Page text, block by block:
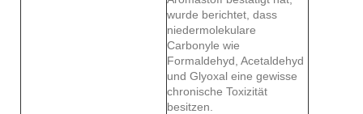
wurde berichtet, dass
niedermolekulare
Carbonyle wie
Formaldehyd, Acetaldehyd
und Glyoxal eine gewisse
chronische Toxizität
besitzen.